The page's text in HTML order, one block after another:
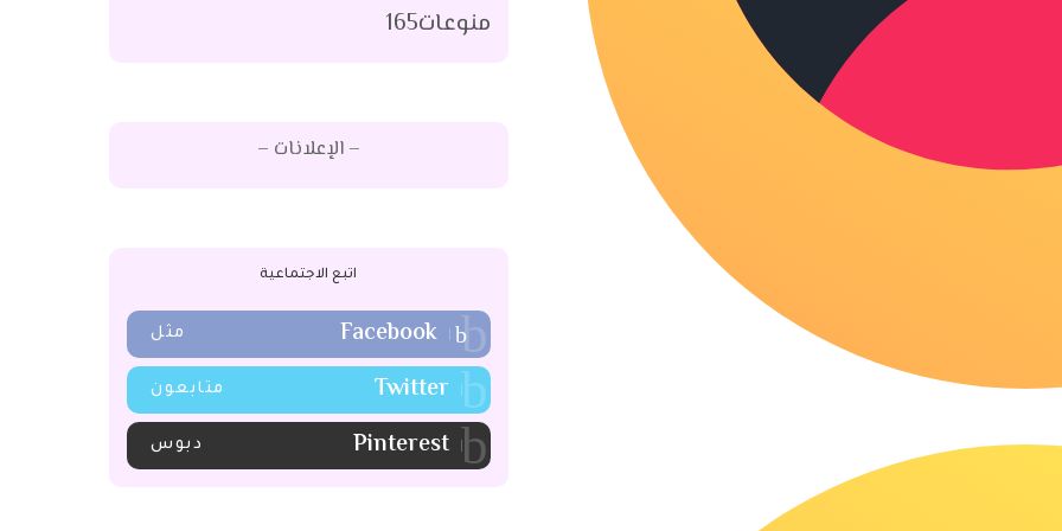
منوعات165
– الإعلانات –
اتبع الاجتماعية
Facebook مثل
Twitter متابعون
Pinterest دبوس